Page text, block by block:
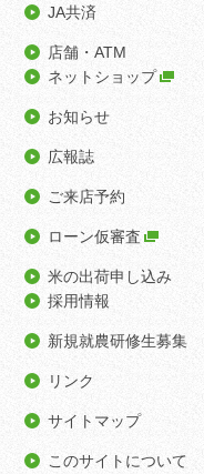
JA共済
店舗・ATM
ネットショップ
お知らせ
広報誌
ご来店予約
ローン仮審査
米の出荷申し込み
採用情報
新規就農研修生募集
リンク
サイトマップ
このサイトについて